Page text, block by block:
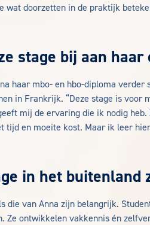
wat doorzetten in de praktijk
stage bij aan
haar mbo- en hbo-diploma
in Frankrijk. “Deze stage is voor
mij de ervaring die ik nodig
tijd en moeite kost. Maar ik leer
in het buitenland
die van Anna zijn belangrijk.
Ze ontwikkelen vakkennis én